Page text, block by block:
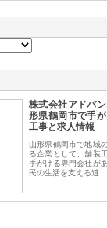
株式会社アドバ
形県鶴岡市で手
工事と求人情報
山形県鶴岡市で地域
る企業として、舗装
手がける専門会社が
民の生活を支える道…